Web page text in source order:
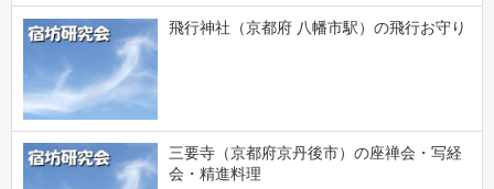
飛行神社（京都府 八幡市駅）の飛行お守り
三要寺（京都府京丹後市）の座禅会・写経
会・精進料理